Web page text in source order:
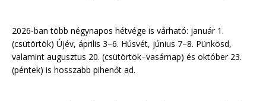
2026-ban több négynapos hétvége is várható: január 1.
(csütörtök) Újév, április 3–6. Húsvét, június 7–8. Pünkösd,
valamint augusztus 20. (csütörtök–vasárnap) és október 23.
(péntek) is hosszabb pihenőt ad.